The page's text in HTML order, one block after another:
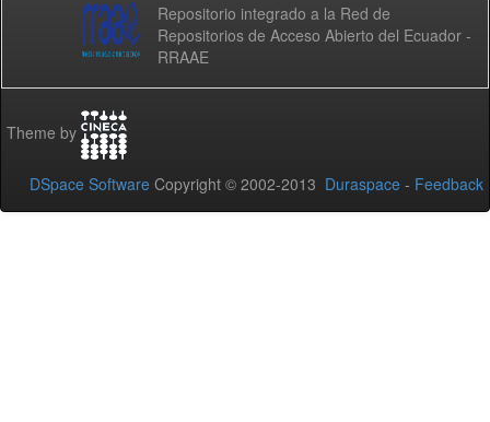
Repositorio integrado a la Red de
Repositorios de Acceso Abierto del Ecuador -
RRAAE
Theme by
DSpace Software Copyright © 2002-2013 Duraspace - Feedback